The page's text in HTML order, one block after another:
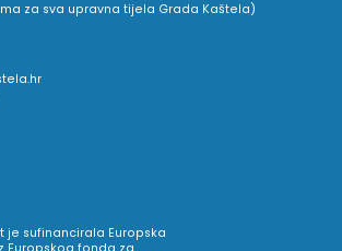
za sva upravna tijela Grada Kaštela)
je sufinancirala Europska